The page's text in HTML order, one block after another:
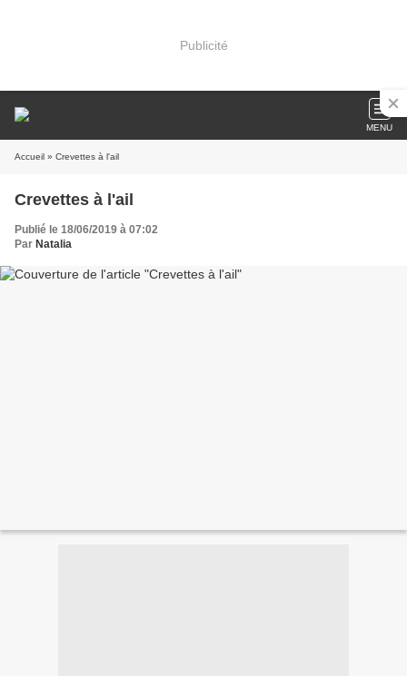
Publicité
MENU
Accueil » Crevettes à l'ail
Crevettes à l'ail
Publié le 18/06/2019 à 07:02
Par Natalia